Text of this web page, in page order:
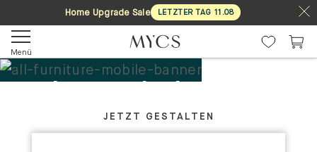
Home Upgrade Sale LETZTER TAG 11 .08
Menü
Deine Möbel. Dein
Design.JETZT GESTALTEN